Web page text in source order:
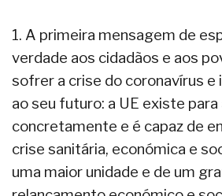
1. A primeira mensagem de
verdade aos cidadãos e aos
sofrer a crise do coronavírus e
ao seu futuro: a UE existe para
concretamente e é capaz de
crise sanitária, económica e
uma maior unidade e de um